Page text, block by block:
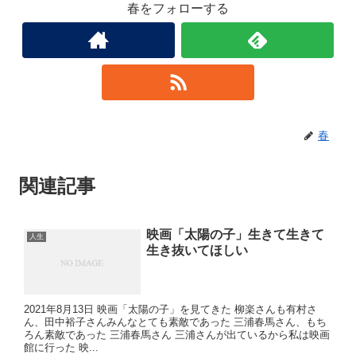
春をフォローする
春
関連記事
人生
映画「太陽の子」生きて生きて
生き抜いてほしい
2021年8月13日 映画「太陽の子」を見てきた 柳楽さんも有村さ
ん、田中裕子さんみんなとても素敵であった 三浦春馬さん、もち
ろん素敵であった 三浦春馬さん 三浦さんが出ているから私は映画
館に行った 映...